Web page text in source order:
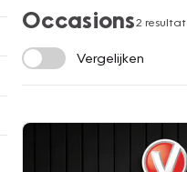
Occasions2
Vergelijken